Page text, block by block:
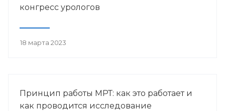
конгресс урологов
18 марта 2023
Принцип работы МРТ: как это работает и
как проводится исследование